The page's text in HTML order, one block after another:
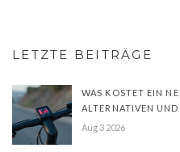
LETZTE BEITRÄGE
WAS KOSTET EIN
ALTERNATIVEN
Aug 3 2026